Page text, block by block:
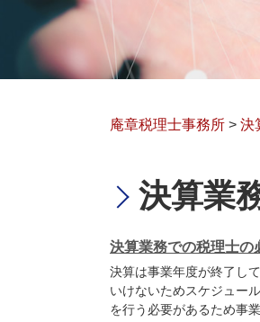
庵章税理士事務所 > 決
決算業
決算業務での税理士の
決算は事業年度が終了し
いけないためスケジュー
を行う必要があるため事